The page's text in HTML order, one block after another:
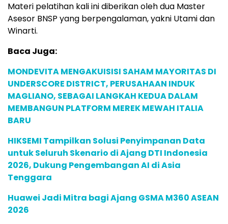
Materi pelatihan kali ini diberikan oleh dua Master
Asesor BNSP yang berpengalaman, yakni Utami dan
Winarti.
Baca Juga:
MONDEVITA MENGAKUISISI SAHAM MAYORITAS DI
UNDERSCORE DISTRICT, PERUSAHAAN INDUK
MAGLIANO, SEBAGAI LANGKAH KEDUA DALAM
MEMBANGUN PLATFORM MEREK MEWAH ITALIA
BARU
HIKSEMI Tampilkan Solusi Penyimpanan Data
untuk Seluruh Skenario di Ajang DTI Indonesia
2026, Dukung Pengembangan AI di Asia
Tenggara
Huawei Jadi Mitra bagi Ajang GSMA M360 ASEAN
2026